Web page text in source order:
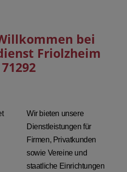
bei
Friolzheim
71292
Wir bieten unsere
Dienstleistungen für
Firmen, Privatkunden
sowie Vereine und
staatliche Einrichtungen